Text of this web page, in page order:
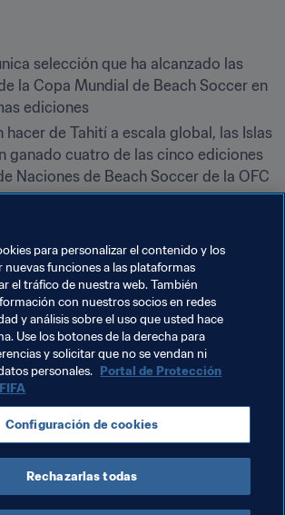
selección que ha alcanzado las
la Copa Mundial de Beach Soccer en
ediciones
hacer de Tahití a escala global, las Islas
ganado cuatro de las cinco ediciones
Naciones de Beach Soccer de la OFC
en Temae Beach, ubicada en la
(fotografía inferior)
Solomon Islands Tahiti
para personalizar el contenido y los
nuevas funciones a las plataformas
el tráfico de nuestra web. También
con nuestros socios en redes
y análisis sobre el uso que usted hace
Use los botones de la derecha para
y solicitar que no se vendan ni
personales. Portal de Protección
Configuración de cookies
Rechazarlas todas